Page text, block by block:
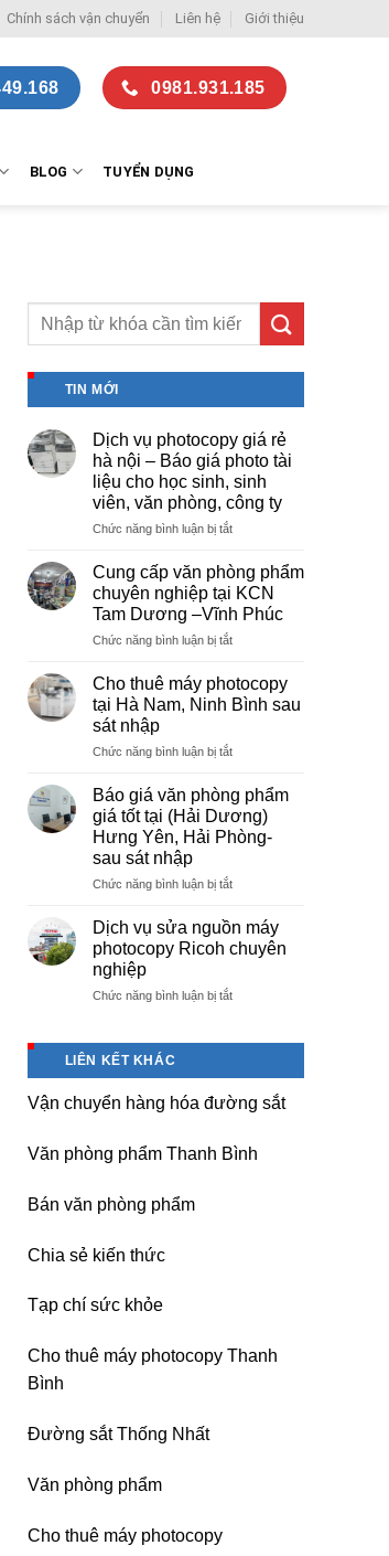
Chính sách vận chuyển Liên hệ Giới thiệu
0981.931.185
BLOG TUYỂN DỤNG
TIN MỚI
Dịch vụ photocopy giá rẻ
hà nội – Báo giá photo tài
liệu cho học sinh, sinh
viên, văn phòng, công ty
Chức năng bình luận bị tắtở
vụ
photocopy
giá
rẻ
hà
–
Báo
giá
tài
cho
học
sinh,
sinh
văn
công
ty
Cung cấp văn phòng phẩm
chuyên nghiệp tại KCN
Tam Dương –Vĩnh Phúc
Chức năng bình luận bị tắtở
cấp
văn
phòng
chuyên
tại
KCN
Tam
Dương
Vĩnh
Cho thuê máy photocopy
tại Hà Nam, Ninh Bình sau
sát nhập
Chức năng bình luận bị tắtở
máy
photocopy
tại
Nam,
sau
sát
Báo giá văn phòng phẩm
giá tốt tại (Hải Dương)
Hưng Yên, Hải Phòng-
sau sát nhập
Chức năng bình luận bị tắtở
văn
phòng
giá
Yên,
Phòng-
sau
Dịch vụ sửa nguồn máy
photocopy Ricoh chuyên
nghiệp
Chức năng bình luận bị tắtở
photocopy
chuyên
nghiệp
LIÊN KẾT KHÁC
Vận chuyển hàng hóa đường sắt
Văn phòng phẩm Thanh Bình
Bán văn phòng phẩm
Chia sẻ kiến thức
Tạp chí sức khỏe
Cho thuê máy photocopy Thanh
Bình
Đường sắt Thống Nhất
Văn phòng phẩm
Cho thuê máy photocopy